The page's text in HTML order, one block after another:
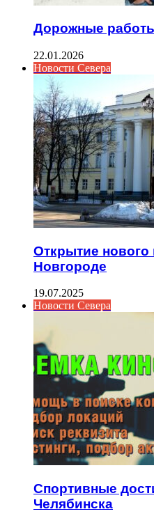
Дорожные
22.01.2026
Новости Севера
Открытие
Новгороде
19.07.2025
Новости Севера
Спортивные
Челябинска